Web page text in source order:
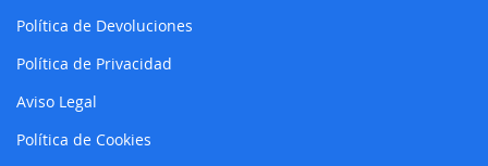
Política de Devoluciones
Política de Privacidad
Aviso Legal
Política de Cookies